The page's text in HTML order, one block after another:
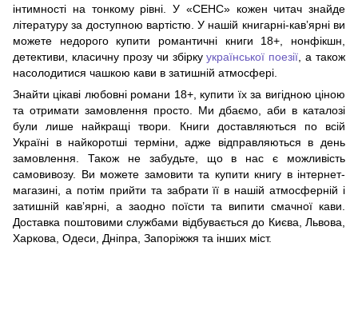
інтимності на тонкому рівні. У «СЕНС» кожен читач знайде
літературу за доступною вартістю. У нашій книгарні-кавʼярні ви
можете недорого купити романтичні книги 18+, нонфікшн,
детективи, класичну прозу чи збіркуукраїнської поезії , а також
насолодитися чашкою кави в затишній атмосфері.
Знайти цікаві любовні романи 18+, купити їх за вигідною ціною
та отримати замовлення просто. Ми дбаємо, аби в каталозі
були лише найкращі твори. Книги доставляються по всій
Україні в найкоротші терміни, адже відправляються в день
замовлення. Також не забудьте, що в нас є можливість
самовивозу. Ви можете замовити та купити книгу в інтернет-
магазині, а потім прийти та забрати її в нашій атмосферній і
затишній кавʼярні, а заодно поїсти та випити смачної кави.
Доставка поштовими службами відбувається до Києва, Львова,
Харкова, Одеси, Дніпра, Запоріжжя та інших міст.